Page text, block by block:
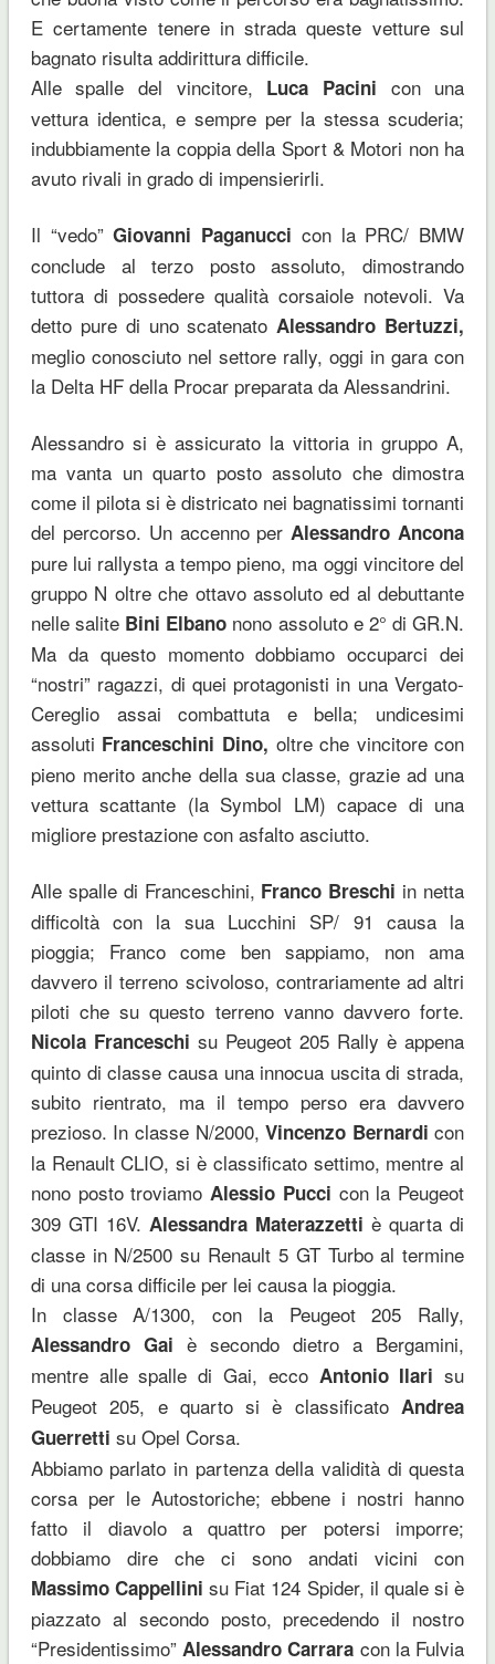
E certamente tenere in strada queste vetture sul
bagnato risulta addirittura difficile.
Alle spalle del vincitore, Luca Pacini con una
vettura identica, e sempre per la stessa scuderia;
indubbiamente la coppia della Sport & Motori non ha
avuto rivali in grado di impensierirli.
Il “vedo”Giovanni Paganucci con la PRC/ BMW
conclude al terzo posto assoluto, dimostrando
tuttora di possedere qualità corsaiole notevoli. Va
detto pure di uno scatenatoAlessandro Bertuzzi,
meglio conosciuto nel settore rally, oggi in gara con
la Delta HF della Procar preparata da Alessandrini.
Alessandro si è assicurato la vittoria in gruppo A,
ma vanta un quarto posto assoluto che dimostra
come il pilota si è districato nei bagnatissimi tornanti
del percorso. Un accenno per Alessandro Ancona
pure lui rallysta a tempo pieno, ma oggi vincitore del
gruppo N oltre che ottavo assoluto ed al debuttante
nelle salite Bini Elbano nono assoluto e 2° di GR.N.
Ma da questo momento dobbiamo occuparci dei
“nostri” ragazzi, di quei protagonisti in una Vergato-
Cereglio assai combattuta e bella; undicesimi
assoluti Franceschini Dino, oltre che vincitore con
pieno merito anche della sua classe, grazie ad una
vettura scattante (la Symbol LM) capace di una
migliore prestazione con asfalto asciutto.
Alle spalle di Franceschini, Franco Breschi in netta
difficoltà con la sua Lucchini SP/ 91 causa la
pioggia; Franco come ben sappiamo, non ama
davvero il terreno scivoloso, contrariamente ad altri
piloti che su questo terreno vanno davvero forte.
Nicola Franceschi su Peugeot 205 Rally è appena
quinto di classe causa una innocua uscita di strada,
subito rientrato, ma il tempo perso era davvero
prezioso. In classe N/2000,Vincenzo Bernardi con
la Renault CLIO, si è classificato settimo, mentre al
nono posto troviamoAlessio Pucci con la Peugeot
309 GTI 16V. Alessandra Materazzetti è quarta di
classe in N/2500 su Renault 5 GT Turbo al termine
di una corsa difficile per lei causa la pioggia.
In classe A/1300, con la Peugeot 205 Rally,
Alessandro Gai è secondo dietro a Bergamini,
mentre alle spalle di Gai, ecco Antonio Ilari su
Peugeot 205, e quarto si è classificatoAndrea
Guerretti su Opel Corsa.
Abbiamo parlato in partenza della validità di questa
corsa per le Autostoriche; ebbene i nostri hanno
fatto il diavolo a quattro per potersi imporre;
dobbiamo dire che ci sono andati vicini con
Massimo Cappellinisu Fiat 124 Spider, il quale si è
piazzato al secondo posto, precedendo il nostro
“Presidentissimo”Alessandro Carrara con la Fulvia